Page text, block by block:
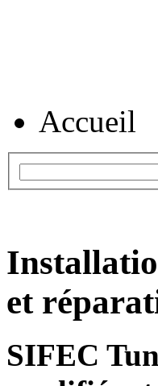
Accueil
et
SIFEC